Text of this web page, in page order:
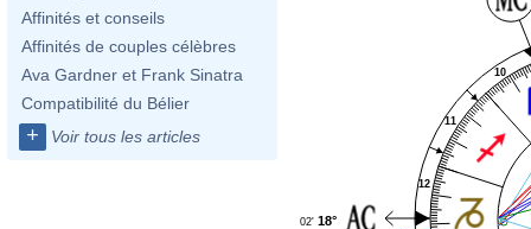
Affinités et conseils
Affinités de couples célèbres
Ava Gardner et Frank Sinatra
Compatibilité du Bélier
+ Voir tous les articles
10
11
12
18°
02'